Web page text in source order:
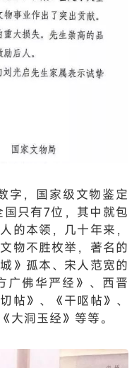
字，国家级文物鉴定
只有7位，其中就包
的本领，几十年来，
物不胜枚举，著名的
》孤本、宋人范宽的
广佛华严经》、西晋
帖》、《干呕帖》、
大洞玉经》等等。